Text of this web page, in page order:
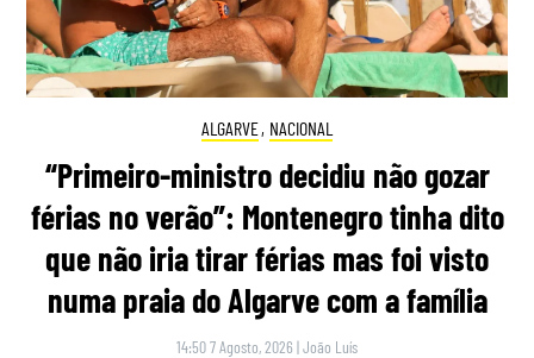
ALGARVE, NACIONAL
“Primeiro-ministro decidiu não gozar
férias no verão”: Montenegro tinha dito
que não iria tirar férias mas foi visto
numa praia do Algarve com a família
14:50 7 Agosto, 2026 |João Luís